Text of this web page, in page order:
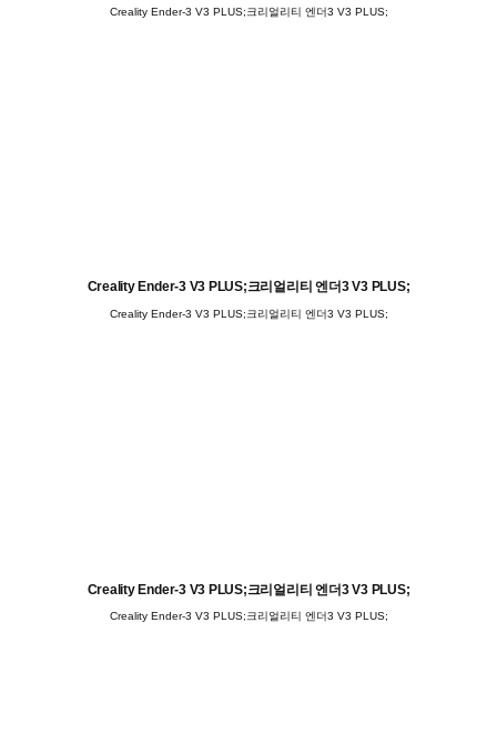
Creality Ender-3 V3 PLUS;크리얼리티 엔더3 V3 PLUS;
Creality Ender-3 V3 PLUS;크리얼리티 엔더3 V3 PLUS;
Creality Ender-3 V3 PLUS;크리얼리티 엔더3 V3 PLUS;
Creality Ender-3 V3 PLUS;크리얼리티 엔더3 V3 PLUS;
Creality Ender-3 V3 PLUS;크리얼리티 엔더3 V3 PLUS;